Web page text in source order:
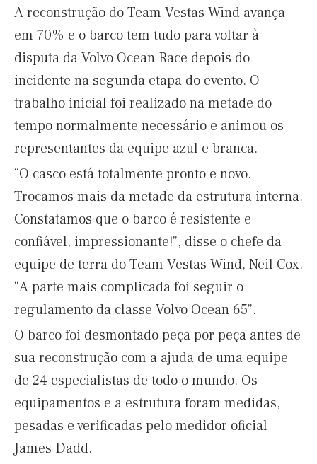
A reconstrução do Team Vestas Wind avança
em 70% e o barco tem tudo para voltar à
disputa da Volvo Ocean Race depois do
incidente na segunda etapa do evento. O
trabalho inicial foi realizado na metade do
tempo normalmente necessário e animou os
representantes da equipe azul e branca.
“O casco está totalmente pronto e novo.
Trocamos mais da metade da estrutura interna.
Constatamos que o barco é resistente e
confiável, impressionante!”, disse o chefe da
equipe de terra do Team Vestas Wind, Neil Cox.
“A parte mais complicada foi seguir o
regulamento da classe Volvo Ocean 65”.
O barco foi desmontado peça por peça antes de
sua reconstrução com a ajuda de uma equipe
de 24 especialistas de todo o mundo. Os
equipamentos e a estrutura foram medidas,
pesadas e verificadas pelo medidor oficial
James Dadd.